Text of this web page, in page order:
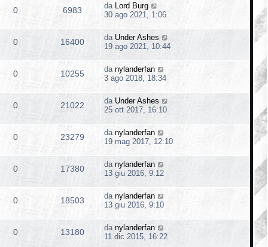
0 6983 da Lord Burg
30 ago 2021, 1:06
0 16400 da Under Ashes
19 ago 2021, 10:44
0 10255 da nylanderfan
3 ago 2018, 18:34
0 21022 da Under Ashes
25 ott 2017, 16:10
0 23279 da nylanderfan
19 mag 2017, 12:10
0 17380 da nylanderfan
13 giu 2016, 9:12
0 18503 da nylanderfan
13 giu 2016, 9:10
0 13180 da nylanderfan
11 dic 2015, 16:22